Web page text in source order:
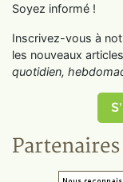
Soyez informé !
Inscrivez-vous à
les nouveaux
quotidien,
Partenaires